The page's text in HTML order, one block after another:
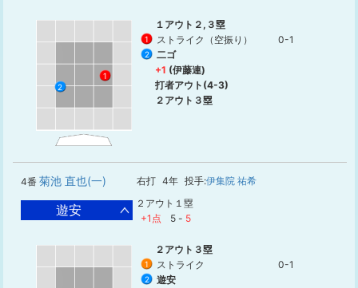
1
2
１アウト２,３塁
1 ストライク（空振り） 0-1
2
二ゴ
+1 (伊藤連)
打者アウト(4-3)
２アウト３塁
4番 菊池 直也(一) 右打 4年 投手:伊集院 祐希
遊安
２アウト１塁
+1点
5 - 5
２アウト３塁
1 ストライク 0-1
2
遊安